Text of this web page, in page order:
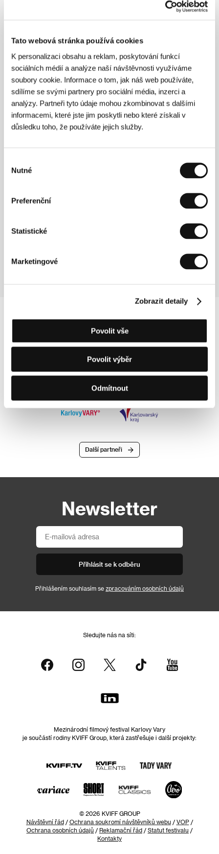
Tato webová stránka používá cookies
K personalizaci obsahu a reklam, poskytování funkcí
sociálních médií a analýze naší návštěvnosti využíváme
soubory cookie. Informace o tom, jak náš web používáte,
sdílíme se svými partnery pro sociální média, inzerci a
analýzy. Partneři tyto údaje mohou zkombinovat s dalšími
informacemi, které jste jim poskytli nebo které získali v
důsledku toho, že používáte jejich služby.
souhlasu
Nutné
Preferenční
Statistické
Marketingové
Zobrazit detaily
Povolit vše
Povolit výběr
Odmítnout
(Koko-di koko-da)
Režie: Johannes Nyholm / Švédsko, Dánsko, 2019,
84 min
Sekce:Jiný pohled
Konfuciánský sen
(Kongzi meng)
Režie: Mijie Li / Čína, 2019, 85 min
Soutěž dokumentárních filmů
(Kouř)
(Krvavé pohádky)
Další partneři
Newsletter
Přihlásit se k odběru
Přihlášením souhlasím se zpracováním osobních údajů
Sledujte nás na síti:
Mezinárodní filmový festival Karlovy Vary
je součástí rodiny KVIFF Group, která zastřešuje i další projekty:
© 2026 KVIFF GROUP
Návštěvní řád/ Ochrana soukromí návštěvníků webu / VOP/
Ochrana osobních údajů / Reklamační řád / Statut festivalu /
Kontakty